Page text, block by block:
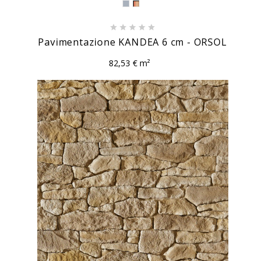
    
Pavimentazione KANDEA 6 cm - ORSOL
82,53 € m²